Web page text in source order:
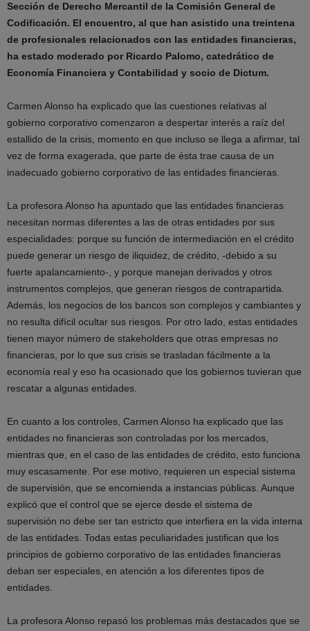
Sección de Derecho Mercantil de la Comisión General de
Codificación. El encuentro, al que han asistido una treintena
de profesionales relacionados con las entidades financieras,
ha estado moderado por Ricardo Palomo, catedrático de
Economía Financiera y Contabilidad y socio de Dictum.
Carmen Alonso ha explicado que las cuestiones relativas al
gobierno corporativo comenzaron a despertar interés a raíz del
estallido de la crisis, momento en que incluso se llega a afirmar, tal
vez de forma exagerada, que parte de ésta trae causa de un
inadecuado gobierno corporativo de las entidades financieras.
La profesora Alonso ha apuntado que las entidades financieras
necesitan normas diferentes a las de otras entidades por sus
especialidades: porque su función de intermediación en el crédito
puede generar un riesgo de iliquidez, de crédito, -debido a su
fuerte apalancamiento-, y porque manejan derivados y otros
instrumentos complejos, que generan riesgos de contrapartida.
Además, los negocios de los bancos son complejos y cambiantes y
no resulta difícil ocultar sus riesgos. Por otro lado, estas entidades
tienen mayor número de stakeholders que otras empresas no
financieras, por lo que sus crisis se trasladan fácilmente a la
economía real y eso ha ocasionado que los gobiernos tuvieran que
rescatar a algunas entidades.
En cuanto a los controles, Carmen Alonso ha explicado que las
entidades no financieras son controladas por los mercados,
mientras que, en el caso de las entidades de crédito, esto funciona
muy escasamente. Por ese motivo, requieren un especial sistema
de supervisión, que se encomienda a instancias públicas. Aunque
explicó que el control que se ejerce desde el sistema de
supervisión no debe ser tan estricto que interfiera en la vida interna
de las entidades. Todas estas peculiaridades justifican que los
principios de gobierno corporativo de las entidades financieras
deban ser especiales, en atención a los diferentes tipos de
entidades.
La profesora Alonso repasó los problemas más destacados que se